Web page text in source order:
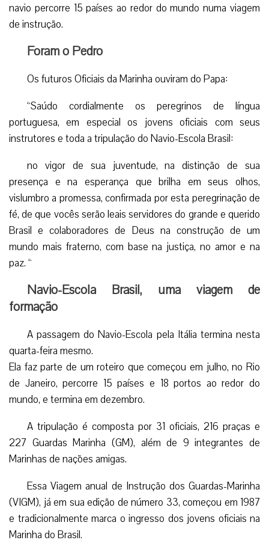
navio percorre 15 países ao redor do mundo numa viagem
de instrução.
Foram o Pedro
Os futuros Oficiais da Marinha ouviram do Papa:
“Saúdo cordialmente os peregrinos de língua
portuguesa, em especial os jovens oficiais com seus
instrutores e toda a tripulação do Navio-Escola Brasil:
no vigor de sua juventude, na distinção de sua
presença e na esperança que brilha em seus olhos,
vislumbro a promessa, confirmada por esta peregrinação de
fé, de que vocês serão leais servidores do grande e querido
Brasil e colaboradores de Deus na construção de um
mundo mais fraterno, com base na justiça, no amor e na
paz. “
Navio-Escola Brasil, uma viagem de
formação
A passagem do Navio-Escola pela Itália termina nesta
quarta-feira mesmo.
Ela faz parte de um roteiro que começou em julho, no Rio
de Janeiro, percorre 15 países e 18 portos ao redor do
mundo, e termina em dezembro.
A tripulação é composta por 31 oficiais, 216 praças e
227 Guardas Marinha (GM), além de 9 integrantes de
Marinhas de nações amigas.
Essa Viagem anual de Instrução dos Guardas-Marinha
(VIGM), já em sua edição de número 33, começou em 1987
e tradicionalmente marca o ingresso dos jovens oficiais na
Marinha do Brasil.